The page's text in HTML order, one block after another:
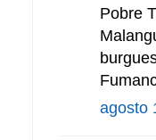
Pobre
agosto